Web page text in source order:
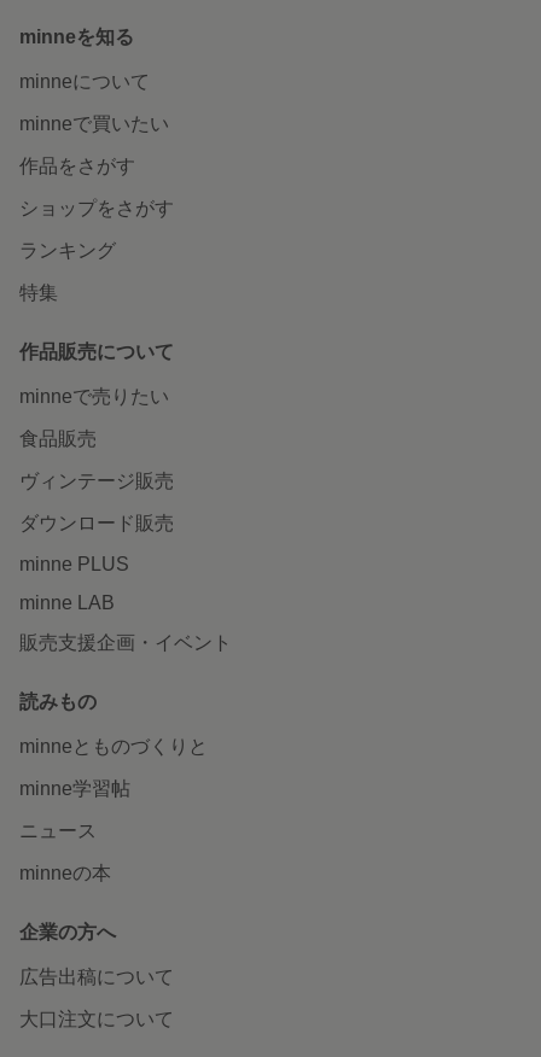
minneを知る
minneについて
minneで買いたい
作品をさがす
ショップをさがす
ランキング
特集
作品販売について
minneで売りたい
食品販売
ヴィンテージ販売
ダウンロード販売
minne PLUS
minne LAB
販売支援企画・イベント
読みもの
minneとものづくりと
minne学習帖
ニュース
minneの本
企業の方へ
広告出稿について
大口注文について